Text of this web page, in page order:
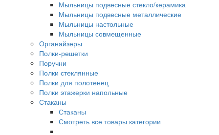
Мыльницы подвесные стекло/керамика
Мыльницы подвесные металлические
Мыльницы настольные
Мыльницы совмещенные
Органайзеры
Полки-решетки
Поручни
Полки стеклянные
Полки для полотенец
Полки этажерки напольные
Стаканы
Стаканы
Смотреть все товары категории